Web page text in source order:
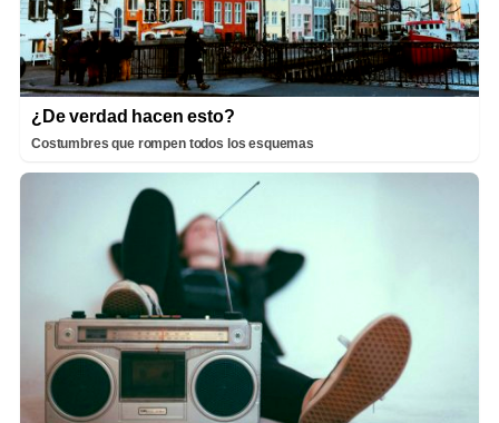
¿De verdad hacen esto?
Costumbres que rompen todos los esquemas